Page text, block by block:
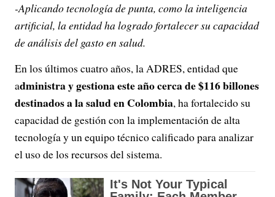
-Aplicando tecnología de punta, como la inteligencia
artificial, la entidad ha logrado fortalecer su capacidad
de análisis del gasto en salud.
En los últimos cuatro años, la ADRES, entidad que
administra y gestiona este año cerca de $116 billones
destinados a la salud en Colombia, ha fortalecido su
capacidad de gestión con la implementación de alta
tecnología y un equipo técnico calificado para analizar
el uso de los recursos del sistema.